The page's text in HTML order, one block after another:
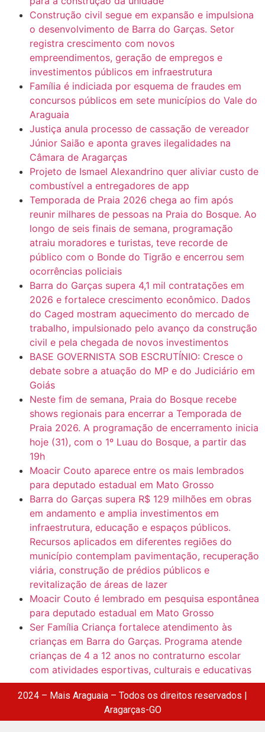
Construção civil segue em expansão e impulsiona
o desenvolvimento de Barra do Garças. Setor
registra crescimento com novos
empreendimentos, geração de empregos e
investimentos públicos em infraestrutura
Família é indiciada por esquema de fraudes em
concursos públicos em sete municípios do Vale do
Araguaia
Justiça anula processo de cassação de vereador
Júnior Saião e aponta graves ilegalidades na
Câmara de Aragarças
Projeto de Ismael Alexandrino quer aliviar custo de
combustível a entregadores de app
Temporada de Praia 2026 chega ao fim após
reunir milhares de pessoas na Praia do Bosque. Ao
longo de seis finais de semana, programação
atraiu moradores e turistas, teve recorde de
público com o Bonde do Tigrão e encerrou sem
ocorrências policiais
Barra do Garças supera 4,1 mil contratações em
2026 e fortalece crescimento econômico. Dados
do Caged mostram aquecimento do mercado de
trabalho, impulsionado pelo avanço da construção
civil e pela chegada de novos investimentos
BASE GOVERNISTA SOB ESCRUTÍNIO: Cresce o
debate sobre a atuação do MP e do Judiciário em
Goiás
Neste fim de semana, Praia do Bosque recebe
shows regionais para encerrar a Temporada de
Praia 2026. A programação de encerramento inicia
hoje (31), com o 1º Luau do Bosque, a partir das
19h
Moacir Couto aparece entre os mais lembrados
para deputado estadual em Mato Grosso
Barra do Garças supera R$ 129 milhões em obras
em andamento e amplia investimentos em
infraestrutura, educação e espaços públicos.
Recursos aplicados em diferentes regiões do
município contemplam pavimentação, recuperação
viária, construção de prédios públicos e
revitalização de áreas de lazer
Moacir Couto é lembrado em pesquisa espontânea
para deputado estadual em Mato Grosso
Ser Família Criança fortalece atendimento às
crianças em Barra do Garças. Programa atende
crianças de 4 a 12 anos no contraturno escolar
com atividades esportivas, culturais e educativas
2024 – Mais Araguaia – Todos os direitos reservados |
Aragarças-GO